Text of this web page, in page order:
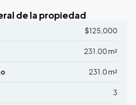
de la propiedad
$125,000
231.00 m²
231.0 m²
3